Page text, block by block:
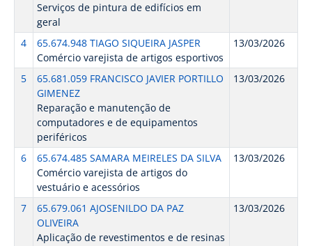
Serviços de pintura de edifícios em
geral
4
65.674.948 TIAGO SIQUEIRA JASPER
Comércio varejista de artigos esportivos
13/03/2026
5
65.681.059 FRANCISCO JAVIER PORTILLO
GIMENEZ
Reparação e manutenção de
computadores e de equipamentos
periféricos
13/03/2026
6
65.674.485 SAMARA MEIRELES DA SILVA
Comércio varejista de artigos do
vestuário e acessórios
13/03/2026
7
65.679.061 AJOSENILDO DA PAZ
OLIVEIRA
Aplicação de revestimentos e de resinas
13/03/2026